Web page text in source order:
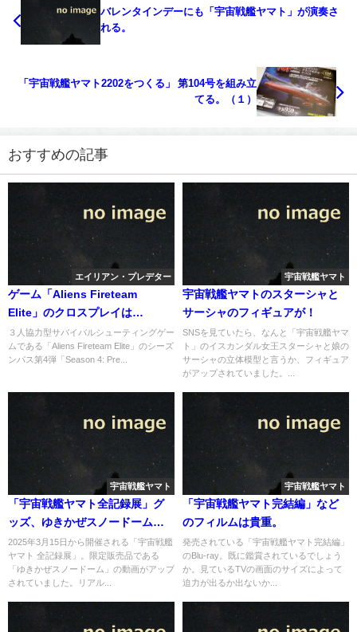
バレンタインデーにも「宇宙戦艦ヤマト」が演奏さ
れる。
「宇宙戦艦ヤマト2202をつくる」 第104号を組み立
てる。（１）
おすすめの記事
エイリアン・プレデター
ゲーム「Aliens Fireteam
Elite」のクロスプレイは
2022.7.26開始
３人協力型サバイバルシューティングゲー
ムである「Aliens Fireteam Elite」のシーズ
ンパス第4弾「Season 4: Pre...
宇宙戦艦ヤマト
宇宙戦艦ヤマトのスターシャと
サーシャのフィギュアが！
SNSを見ていたら、なんと「宇宙戦艦ヤマ
ト」のイスカンダル女王スターシャと娘の
サーシャの立体模型と言うか、フィギュア
がアップされていました。...
宇宙戦艦ヤマト
「宇宙戦艦ヤマト全記録展」グ
ッズ、ゆきかぜスノードームの
イメージ動画がアップされてい
た
2025年3月15日から開催される「宇宙戦艦
ヤマト 全記録展」。限定販売品である
「ゆきかぜスノードーム」の動画がアップ
されていました。リアル...
宇宙戦艦ヤマト
「宇宙戦艦ヤマト完結編」など
のフィルムは貴重。
発売されている「宇宙戦艦ヤマト完結編」
のBlu-ray。既に鑑賞されているでしょう
か。見ているTVの画面のサイズによって
迫力が出るか出ないか...